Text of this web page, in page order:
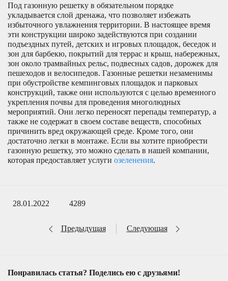
Под газонную решетку в обязательном порядке
укладывается слой дренажа, что позволяет избежать
избыточного увлажнения территории. В настоящее время
эти конструкции широко задействуются при создании
подъездных путей, детских и игровых площадок, беседок и
зон для барбекю, покрытий для террас и крыш, набережных,
зон около трамвайных рельс, подвесных садов, дорожек для
пешеходов и велосипедов. Газонные решетки незаменимы
при обустройстве кемпинговых площадок и парковых
конструкций, также они используются с целью временного
укрепления почвы для проведения многолюдных
мероприятий. Они легко переносят перепады температур, а
также не содержат в своем составе веществ, способных
причинить вред окружающей среде. Кроме того, они
достаточно легки в монтаже. Если вы хотите приобрести
газонную решетку, это можно сделать в нашей компании,
которая предоставляет услуги озеленения.
28.01.2022 4289
Предыдущая Следующая
Понравилась статья? Поделись ею с друзьями!